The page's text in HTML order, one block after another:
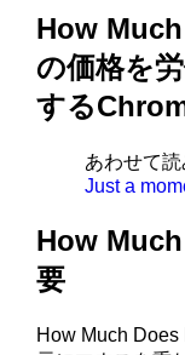
How
の価格を
する
あわせて
Just a
How
要
How Much